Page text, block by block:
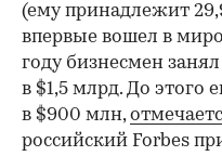
(ему принадлежит
впервые вошел в
году бизнесмен
в $1,5 млрд. До этого
в $900 млн,
российский Forbes